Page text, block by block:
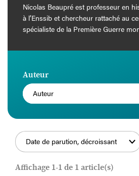
Nicolas Beaupré est professeur en
à l’Enssib et chercheur rattaché au
spécialiste de la Première Guerre
Auteur
Auteur
Date de parution, décroissant
Affichage 1-1 de 1 article(s)